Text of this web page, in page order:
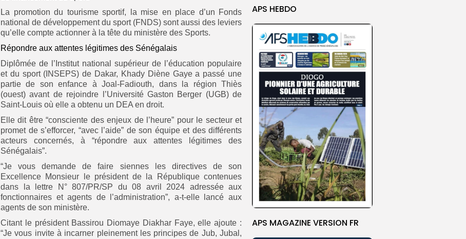
APS HEBDO
APS MAGAZINE VERSION FR
La promotion du tourisme sportif, la mise en place d’un Fonds
national de développement du sport (FNDS) sont aussi des leviers
qu’elle compte actionner à la tête du ministère des Sports.
Répondre aux attentes légitimes des Sénégalais
Diplômée de l’Institut national supérieur de l’éducation populaire
et du sport (INSEPS) de Dakar, Khady Diène Gaye a passé une
partie de son enfance à Joal-Fadiouth, dans la région Thiès
(ouest) avant de rejoindre l’Université Gaston Berger (UGB) de
Saint-Louis où elle a obtenu un DEA en droit.
Elle dit être “consciente des enjeux de l’heure” pour le secteur et
promet de s’efforcer, “avec l’aide” de son équipe et des différents
acteurs concernés, à “répondre aux attentes légitimes des
Sénégalais”.
“Je vous demande de faire siennes les directives de son
Excellence Monsieur le président de la République contenues
dans la lettre N° 807/PR/SP du 08 avril 2024 adressée aux
fonctionnaires et agents de l’administration”, a-t-elle lancé aux
agents de son ministère.
Citant le président Bassirou Diomaye Diakhar Faye, elle ajoute :
“Je vous invite à incarner pleinement les principes de Jub, Jubal,